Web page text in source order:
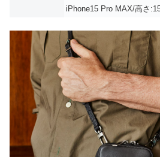
iPhone15 Pro MAX/高さ